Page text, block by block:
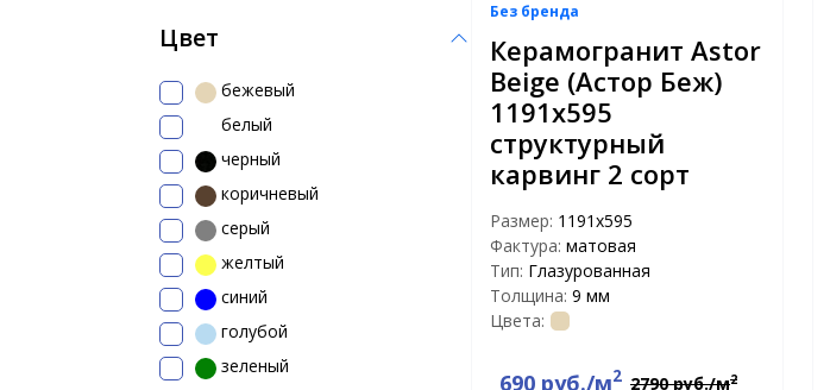
Цвет
бежевый
белый
черный
коричневый
серый
желтый
синий
голубой
зеленый
Без бренда
Керамогранит Astor
Beige (Астор Беж)
1191х595
структурный
карвинг 2 сорт
Размер: 1191x595
Фактура: матовая
Тип: Глазурованная
Толщина: 9 мм
Цвета:
690 руб./м2 2790 руб./м2